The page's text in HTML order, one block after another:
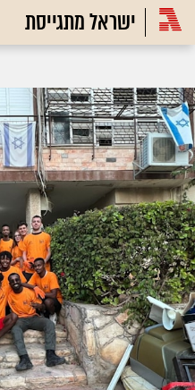
ישראל מתגייסת